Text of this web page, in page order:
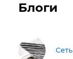
Блоги
Сеть